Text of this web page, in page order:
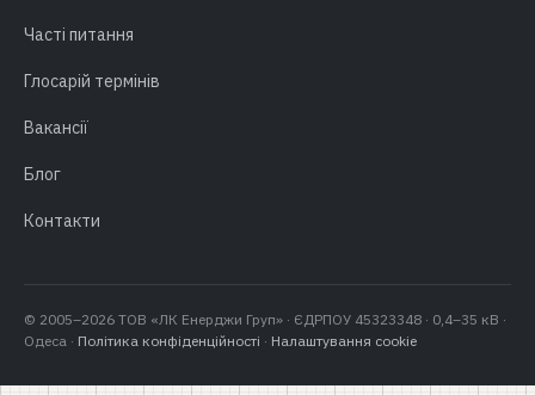
Часті питання
Глосарій термінів
Вакансії
Блог
Контакти
© 2005–2026 ТОВ «ЛК Енерджи Груп» · ЄДРПОУ 45323348 · 0,4–35 кВ ·
Одеса · Політика конфіденційності · Налаштування cookie